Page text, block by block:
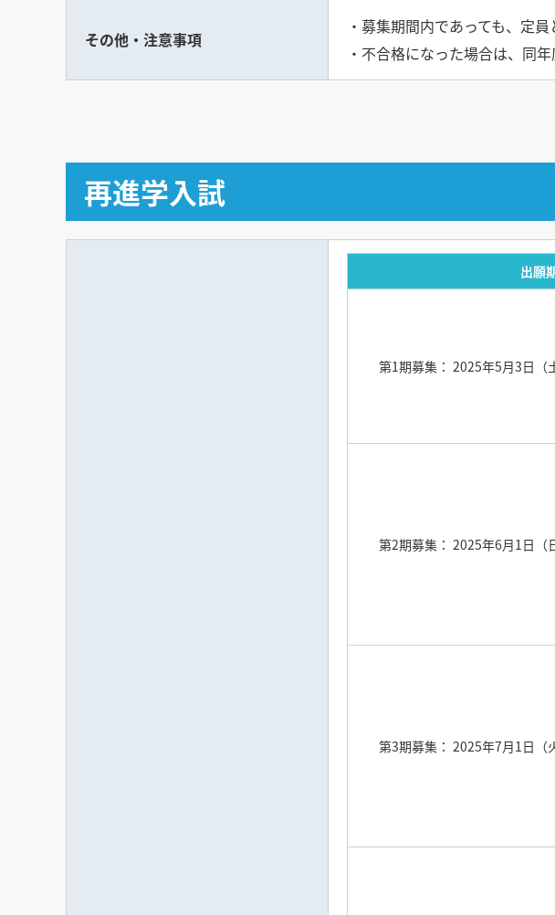
その他・注意事項
・募集期間内であっても、定
・不合格になった場合は、同
再進学入試
出願
第1期募集： 2025年5月3日（
第2期募集： 2025年6月1日（
第3期募集： 2025年7月1日（